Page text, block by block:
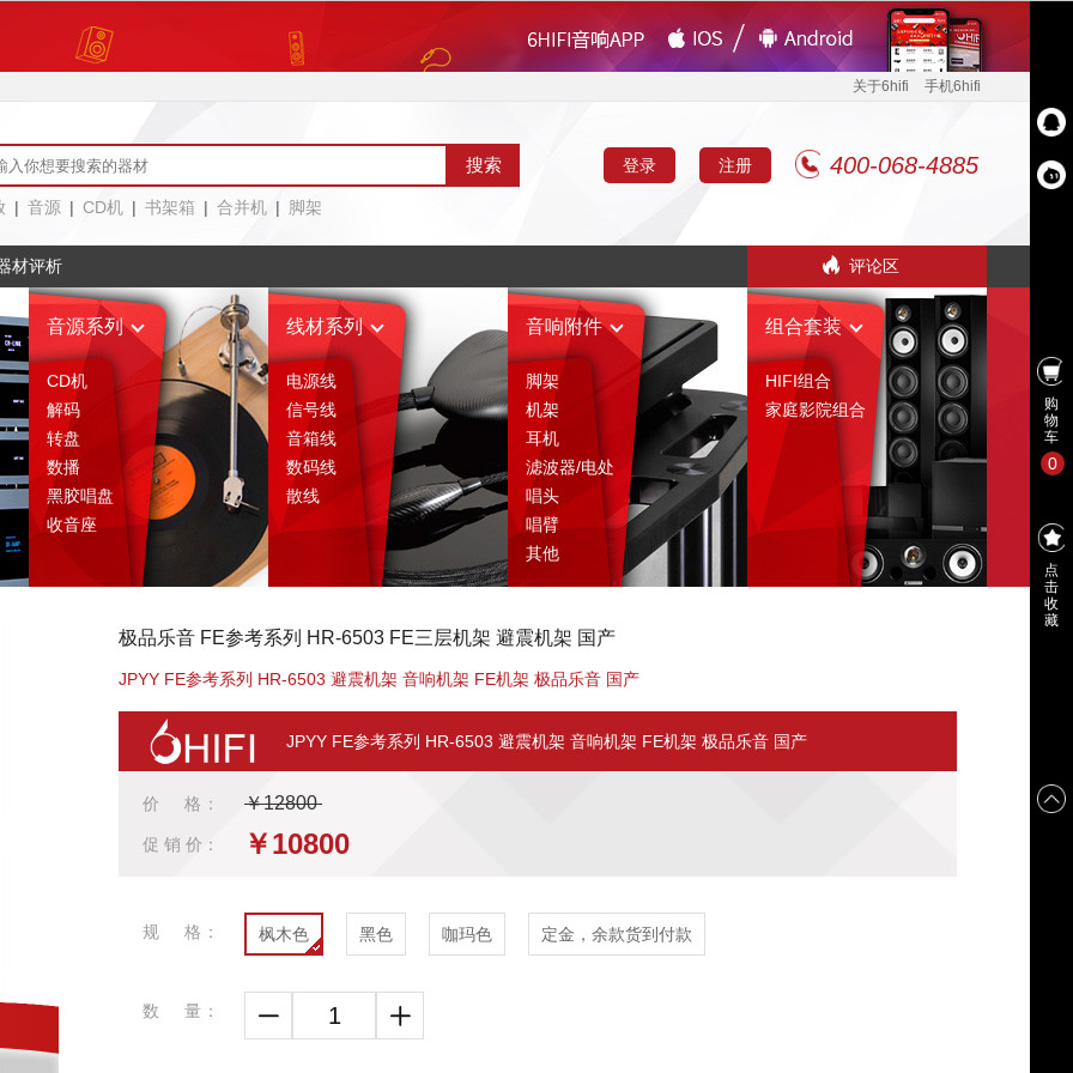
关于6hifi 手机6hifi
| 音源 | CD机 | 书架箱 | 合并机 | 脚架
登录 注册 400-068-4885
材评析 评论区
音源系列
CD机
解码
转盘
数播
黑胶唱盘
收音座
线材系列
电源线
信号线
音箱线
数码线
散线
音响附件
脚架
机架
耳机
滤波器/电处
唱头
唱臂
其他
组合套装
HIFI组合
家庭影院组合
评论区 售后服务
极品乐音 FE参考系列 HR-6503 FE三层机架 避震机架 国产
JPYY FE参考系列 HR-6503 避震机架 音响机架 FE机架 极品乐音 国产
JPYY FE参考系列 HR-6503 避震机架 音响机架 FE机架 极品乐音 国产
价 格： ￥12800
促 销 价： ￥10800
规 格： 枫木色 黑色 咖玛色 定金，余款货到付款
数 量：
购
物
车
0
点
击
收
藏